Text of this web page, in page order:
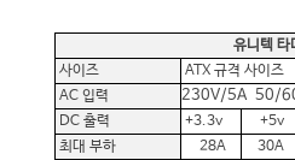
유니텍
사이즈
ATX 규격 사이즈
AC 입력
230V/5A 50/
DC 출력 +3.3v +5v
최대 부하
28A 30A